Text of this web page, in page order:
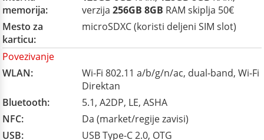
memorija:
verzija 256GB 8GB RAM skiplja 50€
Mesto za
karticu:
microSDXC (koristi deljeni SIM slot)
Povezivanje
WLAN:
Wi-Fi 802.11 a/b/g/n/ac, dual-band, Wi-Fi
Direktan
Bluetooth:
5.1, A2DP, LE, ASHA
NFC:
Da (market/regije zavisi)
USB:
USB Type-C 2.0, OTG